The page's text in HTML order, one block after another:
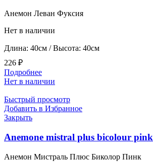
Анемон Леван Фуксия
Нет в наличии
Длина: 40см / Высота: 40см
226 ₽
Подробнее
Нет в наличии
Быстрый просмотр
Добавить в Избранное
Закрыть
Anemone mistral plus bicolour pink
Анемон Мистраль Плюс Биколор Пинк